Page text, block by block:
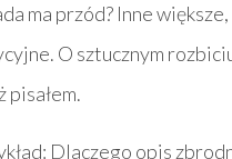
ma przód? Inne większe,
O sztucznym
pisałem.
Dlaczego opis